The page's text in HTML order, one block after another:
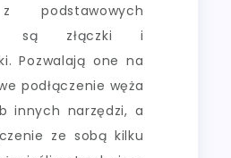
podstawowych
są złączki i
Pozwalają one na
podłączenie węża
innych narzędzi, a
ze sobą kilku